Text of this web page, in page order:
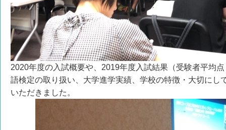
2020年度の入試概要や、2019年度入試結果（受験者平均
語検定の取り扱い、大学進学実績、学校の特徴・大切に
いただきました。